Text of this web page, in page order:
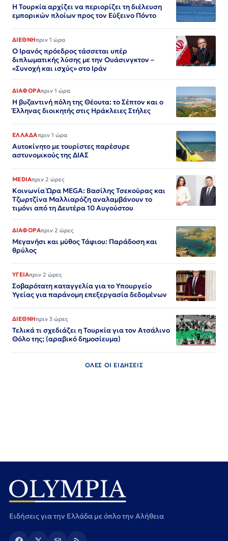
Η Τουρκία αρχίζει να περιορίζει τη διέλευση
εμπορικών πλοίων προς τον Εύξεινο Πόντο
ΔΙΕΘΝΗπριν 1 ώρα
Ο Ιρανός πρόεδρος τάσσεται υπέρ
διπλωματικής λύσης με την Ουάσινγκτον –
«Συνοχή και ισχύς» στο Ιράν​​​​​​​​​​​​​​​​​​​​​​​​​​​​​​​​​​​​​​​​​​​​​​​​​​
ΔΙΑΦΟΡΑπριν 1 ώρα
Η βυζαντινή πόλη της Θέουτα: το Σέπτον και ο
Έλληνας διοικητής στις Ηράκλειες Στήλες
ΕΛΛΑΔΑπριν 1 ώρα
Αυτοκίνητο με τουρίστες παρέσυρε
αστυνομικούς της ΔΙΑΣ
MEDIAπριν 2 ώρες
Κοινωνία Ώρα MEGA: Βασίλης Τσεκούρας και
Τζωρτζίνα Μαλλιαρόζη αναλαμβάνουν το
τιμόνι από τη Δευτέρα 10 Αυγούστου
ΔΙΑΦΟΡΑπριν 2 ώρες
Μεγανήσι και μύθος Τάφιου: Παράδοση και
θρύλος
ΥΓΕΙΑπριν 2 ώρες
Σοβαρότατη καταγγελία για το Υπουργείο
Υγείας για παράνομη επεξεργασία δεδομένων
ΔΙΕΘΝΗπριν 3 ώρες
Τελικά τι σχεδιάζει η Τουρκία για τον Ατσάλινο
Θόλο της; (αραβικό δημοσίευμα)
ΟΛΕΣ ΟΙ ΕΙΔΗΣΕΙΣ
Ειδήσεις για την Ελλάδα με όπλο την Αλήθεια